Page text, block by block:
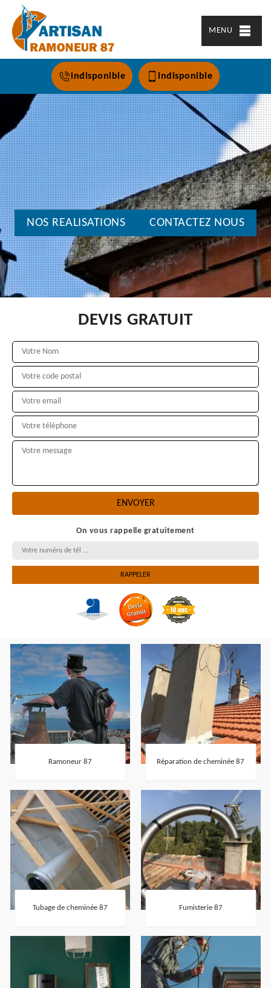
MENU
indisponible indisponible
NOS REALISATIONS CONTACTEZ NOUS
DEVIS GRATUIT
On vous rappelle gratuitement
Ramoneur 87 Réparation de cheminée 87
Tubage de cheminée 87 Fumisterie 87